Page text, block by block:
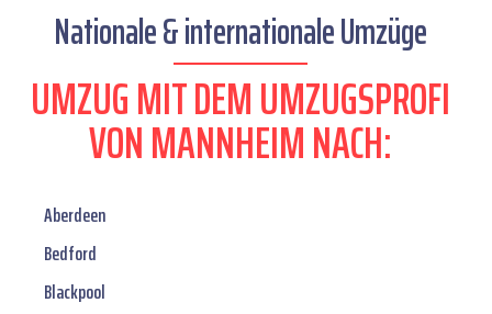
Nationale & internationale Umzüge
UMZUG MIT DEM UMZUGSPROFI
VON MANNHEIM NACH:
Aberdeen
Bedford
Blackpool